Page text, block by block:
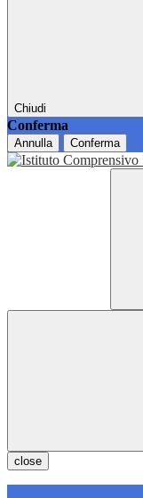
Chiudi
Conferma
Annulla Conferma
close